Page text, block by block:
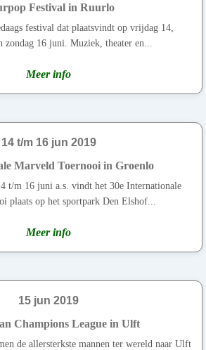
Festival in Ruurlo
festival dat plaatsvindt op vrijdag 14,
zondag 16 juni. Muziek, theater en...
Meer info
14 t/m 16 jun 2019
Marveld Toernooi in Groenlo
t/m 16 juni a.s. vindt het 30e Internationale
plaats op het sportpark Den Elshof...
Meer info
15 jun 2019
Champions League in Ulft
de allersterkste mannen ter wereld naar Ulft